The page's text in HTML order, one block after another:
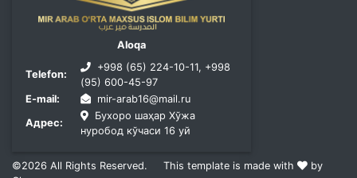
Aloqa
Telefon:
+998 (65) 224-10-11, +998
(95) 600-45-97
E-mail:
mir-arab16@mail.ru
Адрес:
Бухоро шаҳар Хўжа
нуробод кўчаси 16 уй
©2026 All Rights Reserved. This template is made with
by